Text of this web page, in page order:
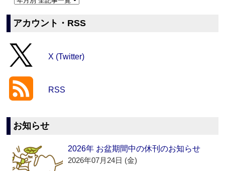
アカウント・RSS
X (Twitter)
RSS
お知らせ
2026年 お盆期間中の休刊のお知らせ
2026年07月24日 (金)